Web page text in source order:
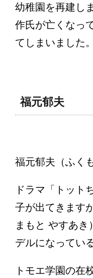
幼稚園を再建し
作氏が亡くなっ
てしまいました。
福元郁夫
福元郁夫（ふく
ドラマ「トット
子が出てきます
まもと やすあ
デルになってい
トモエ学園の在